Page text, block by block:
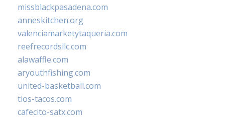
missblackpasadena.com
anneskitchen.org
valenciamarketytaqueria.com
reefrecordsllc.com
alawaffle.com
aryouthfishing.com
united-basketball.com
tios-tacos.com
cafecito-satx.com